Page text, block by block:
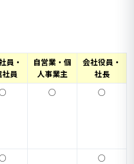
員・
社員
自営業・個
人事業主
会社役員・
社長
○ ○
○